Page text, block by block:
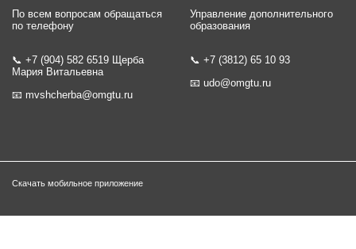
По всем вопросам обращаться
по телефону
📞 +7 (904) 582 6519 Щерба
Мария Витальевна
📧 mvshcherba@omgtu.ru
Управление дополнительного
образования
📞 +7 (3812) 65 10 93
📧 udo@omgtu.ru
Скачать мобильное приложение